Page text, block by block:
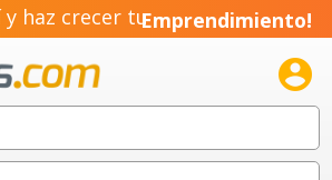
haz crecer tuEmprendimiento!
